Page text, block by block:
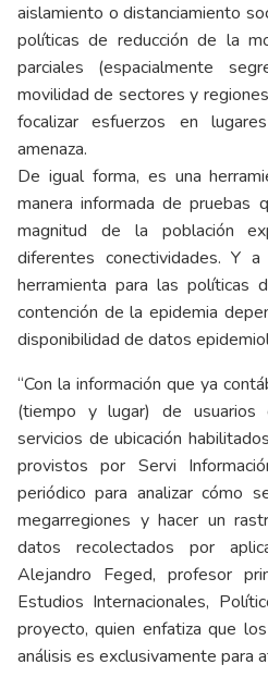
aislamiento o distanciamiento
políticas de reducción de la
parciales (espacialmente
movilidad de sectores y
focalizar esfuerzos en
amenaza.
De igual forma, es una
manera informada de pruebas
magnitud de la población
diferentes conectividades. Y
herramienta para las políticas
contención de la epidemia
disponibilidad de datos
“Con la información que ya
(tiempo y lugar) de usuarios
servicios de ubicación
provistos por Servi
periódico para analizar cómo
megarregiones y hacer un
datos recolectados por
Alejandro Feged, profesor
Estudios Internacionales,
proyecto, quien enfatiza que
análisis es exclusivamente para